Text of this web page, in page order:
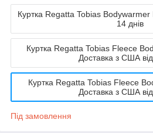
Куртка Regatta Tobias Bodywarmer
14 днів
Куртка Regatta Tobias Fleece
Доставка з США
Куртка Regatta Tobias Fleece
Доставка з США
Під замовлення